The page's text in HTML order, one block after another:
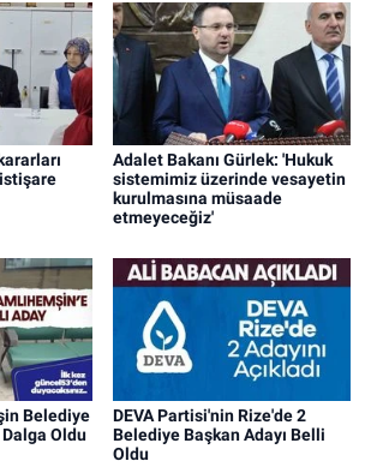
Adalet Bakanı Gürlek: 'Hukuk
sistemimiz üzerinde vesayetin
kurulmasına müsaade
etmeyeceğiz'
Belediye
Dalga Oldu
DEVA Partisi'nin Rize'de 2
Belediye Başkan Adayı Belli
Oldu